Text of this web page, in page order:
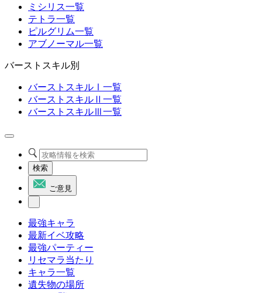
ミシリス一覧
テトラ一覧
ピルグリム一覧
アブノーマル一覧
バーストスキル別
バーストスキルⅠ一覧
バーストスキルⅡ一覧
バーストスキルⅢ一覧
検索
ご意見
最強キャラ
最新イベ攻略
最強パーティー
リセマラ当たり
キャラ一覧
遺失物の場所